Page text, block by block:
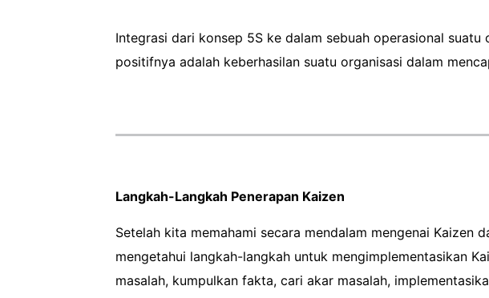
Integrasi dari konsep 5S ke dalam sebuah operasional
positifnya adalah keberhasilan suatu organisasi dalam
Langkah-Langkah Penerapan Kaizen
Setelah kita memahami secara mendalam mengenai Kaizen
mengetahui langkah-langkah untuk mengimplementasikan
masalah, kumpulkan fakta, cari akar masalah,